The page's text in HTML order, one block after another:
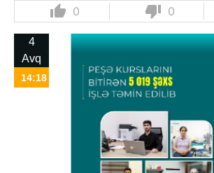
thumb_up 0 thumb_down 0
4
Avq
14:18